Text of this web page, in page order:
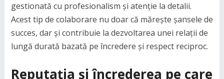
gestionată cu profesionalism și atenție la detalii.
Acest tip de colaborare nu doar că mărește șansele de
succes, dar și contribuie la dezvoltarea unei relații de
lungă durată bazată pe încredere și respect reciproc.
Reputația și încrederea pe care